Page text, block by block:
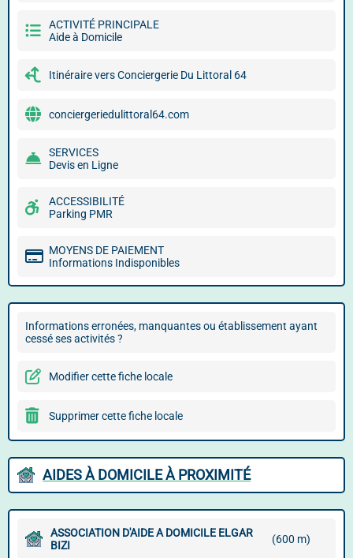
ACTIVITÉ PRINCIPALE
Aide à Domicile
Itinéraire vers Conciergerie Du Littoral 64
conciergeriedulittoral64.com
SERVICES
Devis en Ligne
ACCESSIBILITÉ
Parking PMR
MOYENS DE PAIEMENT
Informations Indisponibles
Informations erronées, manquantes ou établissement ayant
cessé ses activités ?
Modifier cette fiche locale
Supprimer cette fiche locale
AIDES À DOMICILE À PROXIMITÉ
ASSOCIATION D'AIDE A DOMICILE ELGAR
BIZI
(600 m)